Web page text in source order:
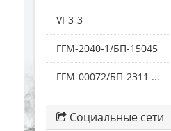
VI-3-3
ГГМ-2040-1/БП-15045
ГГМ-00072/БП-2311 ...
Социальные сети